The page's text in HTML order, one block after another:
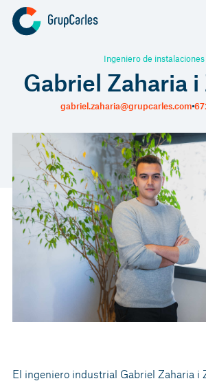
Gabriel Zaharia i
Ingeniero de instalaciones
gabriel.zaharia@grupcarles.com
El ingeniero industrial Gabriel Zaharia i